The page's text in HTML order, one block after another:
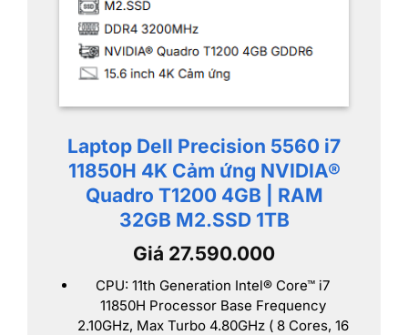
Laptop Dell Precision 5560 i7
11850H 4K Cảm ứng NVIDIA®
Quadro T1200 4GB | RAM
32GB M2.SSD 1TB
Giá 27.590.000
CPU: 11th Generation Intel® Core™ i7
11850H Processor Base Frequency
2.10GHz, Max Turbo 4.80GHz ( 8 Cores, 16